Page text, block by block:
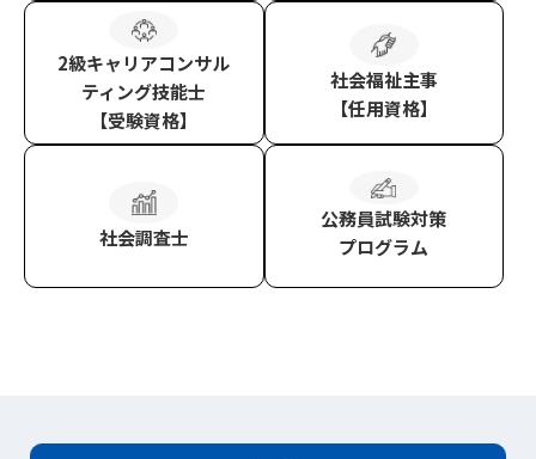
2級キャリアコンサル
ティング技能士
【受験資格】
社会福祉主事
【任用資格】
社会調査士
公務員試験対策
プログラム